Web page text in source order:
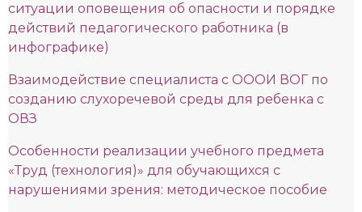
ситуации оповещения об опасности и порядке
действий педагогического работника (в
инфографике)
Взаимодействие специалиста с ОООИ ВОГ по
созданию слухоречевой среды для ребенка с
ОВЗ
Особенности реализации учебного предмета
«Труд (технология)» для обучающихся с
нарушениями зрения: методическое пособие